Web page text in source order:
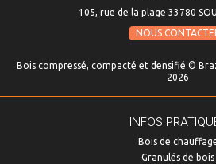
105, rue de la plage 33780
NOUS
Bois compressé, compacté et densifié ©
2026
INFOS
Bois de
Granulés de bois